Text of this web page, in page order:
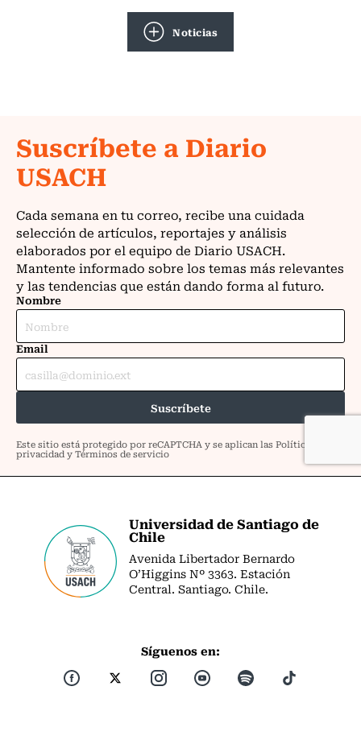
Noticias
Universidad de Santiago de
Chile
Avenida Libertador Bernardo
O’Higgins Nº 3363. Estación
Central. Santiago. Chile.
Síguenos en: